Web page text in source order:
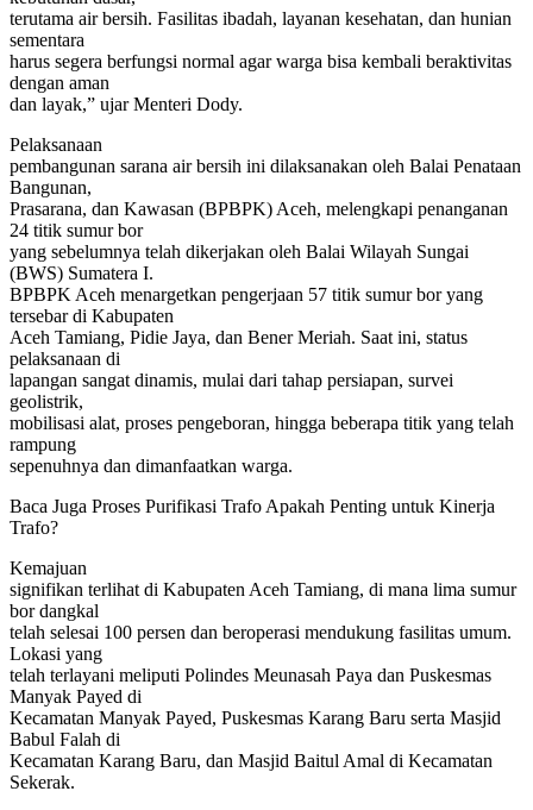
terutama air bersih. Fasilitas ibadah, layanan kesehatan, dan hunian
sementara
harus segera berfungsi normal agar warga bisa kembali beraktivitas
dengan aman
dan layak,” ujar Menteri Dody.
Pelaksanaan
pembangunan sarana air bersih ini dilaksanakan oleh Balai Penataan
Bangunan,
Prasarana, dan Kawasan (BPBPK) Aceh, melengkapi penanganan
24 titik sumur bor
yang sebelumnya telah dikerjakan oleh Balai Wilayah Sungai
(BWS) Sumatera I.
BPBPK Aceh menargetkan pengerjaan 57 titik sumur bor yang
tersebar di Kabupaten
Aceh Tamiang, Pidie Jaya, dan Bener Meriah. Saat ini, status
pelaksanaan di
lapangan sangat dinamis, mulai dari tahap persiapan, survei
geolistrik,
mobilisasi alat, proses pengeboran, hingga beberapa titik yang telah
rampung
sepenuhnya dan dimanfaatkan warga.
Baca Juga Proses Purifikasi Trafo Apakah Penting untuk Kinerja
Trafo?
Kemajuan
signifikan terlihat di Kabupaten Aceh Tamiang, di mana lima sumur
bor dangkal
telah selesai 100 persen dan beroperasi mendukung fasilitas umum.
Lokasi yang
telah terlayani meliputi Polindes Meunasah Paya dan Puskesmas
Manyak Payed di
Kecamatan Manyak Payed, Puskesmas Karang Baru serta Masjid
Babul Falah di
Kecamatan Karang Baru, dan Masjid Baitul Amal di Kecamatan
Sekerak.